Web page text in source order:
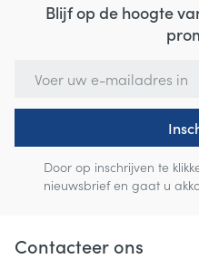
Blijf op de hoogte
Door op inschrijven te
nieuwsbrief en gaat u
Contacteer ons